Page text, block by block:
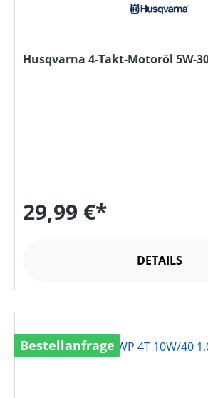
Husqvarna 4-Takt-Motoröl 5W-
29,99 €*
DETAILS
Bestellanfrage